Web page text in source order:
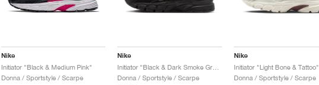
Nike
Initiator "Black & Medium Pink"
Donna / Sportstyle / Scarpe
Nike
Donna / Sportstyle / Scarpe
Nike
Initiator "Light Bone & Tattoo"
Donna / Sportstyle / Scarpe